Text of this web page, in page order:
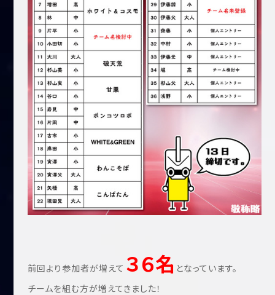
前回より参加者が増えて ３６名 となっています。
チームを組む方が増えてきました！